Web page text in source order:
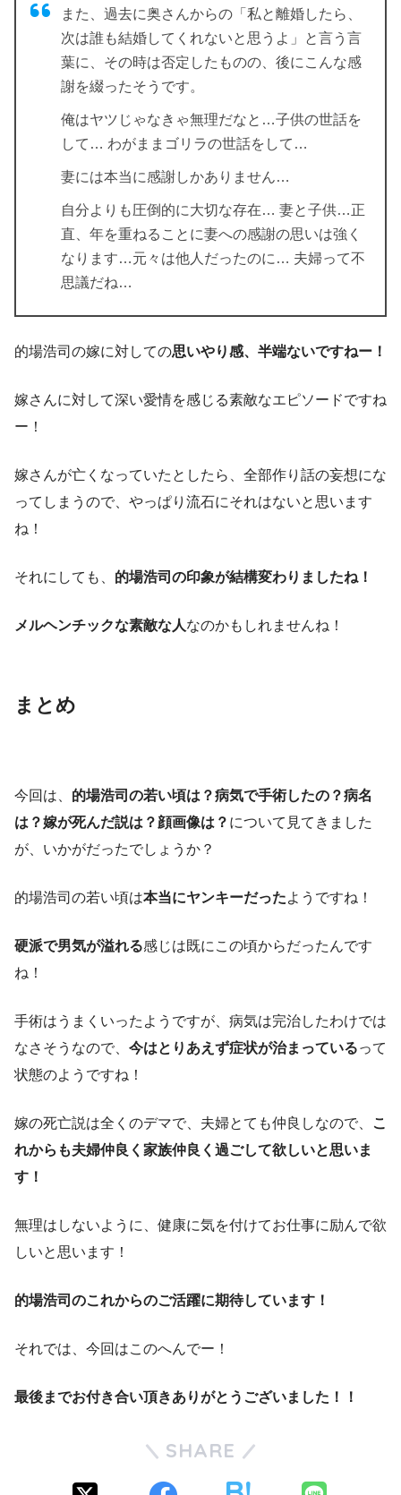
また、過去に奥さんからの「私と離婚したら、
次は誰も結婚してくれないと思うよ」と言う言
葉に、その時は否定したものの、後にこんな感
謝を綴ったそうです。
俺はヤツじゃなきゃ無理だなと…子供の世話を
して… わがままゴリラの世話をして…
妻には本当に感謝しかありません…
自分よりも圧倒的に大切な存在… 妻と子供…正
直、年を重ねることに妻への感謝の思いは強く
なります…元々は他人だったのに… 夫婦って不
思議だね…
的場浩司の嫁に対しての思いやり感、半端ないですねー！
嫁さんに対して深い愛情を感じる素敵なエピソードですね
ー！
嫁さんが亡くなっていたとしたら、全部作り話の妄想にな
ってしまうので、やっぱり流石にそれはないと思います
ね！
それにしても、 的場浩司の印象が結構変わりましたね！
メルヘンチックな素敵な人なのかもしれませんね！
まとめ
今回は、 的場浩司の若い頃は？病気で手術したの？病名
は？嫁が死んだ説は？顔画像は？ について見てきました
が、いかがだったでしょうか？
的場浩司の若い頃は本当にヤンキーだったようですね！
硬派で男気が溢れる感じは既にこの頃からだったんです
ね！
手術はうまくいったようですが、病気は完治したわけでは
なさそうなので、 今はとりあえず症状が治まっているって
状態のようですね！
嫁の死亡説は全くのデマで、夫婦とても仲良しなので、
こ
れからも夫婦仲良く家族仲良く過ごして欲しいと思いま
す！
無理はしないように、健康に気を付けてお仕事に励んで欲
しいと思います！
的場浩司のこれからのご活躍に期待しています！
それでは、今回はこのへんでー！
最後までお付き合い頂きありがとうございました！！
SHARE